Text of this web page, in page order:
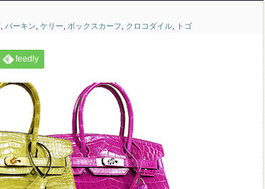
バーキン ケリー ボックスカーフ クロコダイル トゴ
feedly